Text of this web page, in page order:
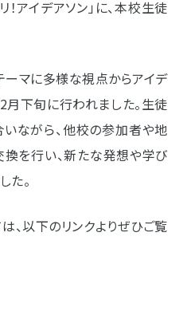
アイデアソン」に、本校生徒
ーマに多様な視点からアイデ
月下旬に行われました。生徒
ながら、他校の参加者や地
を行い、新たな発想や学び
た。
、以下のリンクよりぜひご覧